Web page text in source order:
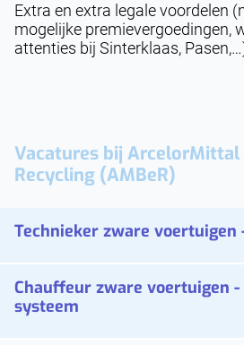
Extra en extra legale voordelen
mogelijke premievergoedingen,
attenties bij Sinterklaas,
Vacatures bij ArcelorMittal
Recycling (AMBeR)
Technieker zware voertuigen
Chauffeur zware voertuigen
systeem